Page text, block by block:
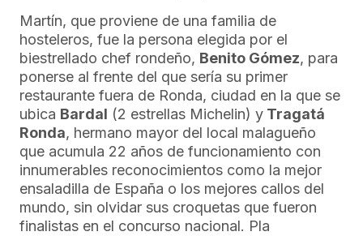
Martín, que proviene de una familia de
hosteleros, fue la persona elegida por el
biestrellado chef rondeño, Benito Gómez, para
ponerse al frente del que sería su primer
restaurante fuera de Ronda, ciudad en la que se
ubica Bardal (2 estrellas Michelin) y Tragatá
Ronda, hermano mayor del local malagueño
que acumula 22 años de funcionamiento con
innumerables reconocimientos como la mejor
ensaladilla de España o los mejores callos del
mundo, sin olvidar sus croquetas que fueron
finalistas en el concurso nacional. Pla